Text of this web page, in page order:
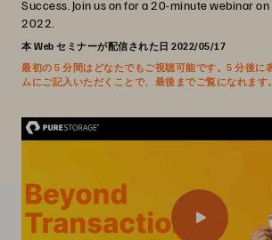
Success. Join us on for a 20-minute webinar
2022.
本 Web セミナーが配信された日 2022/05/17
最初の 5 分間はどなたでもご視聴可能です。5 分後に
ムにご記入いただくことで、最後までご覧になれます。